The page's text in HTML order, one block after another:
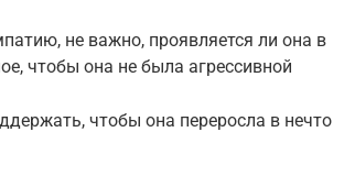
не важно, проявляется ли она в
чтобы она не была агрессивной
чтобы она переросла в нечто